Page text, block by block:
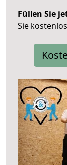
Füllen Sie
Sie